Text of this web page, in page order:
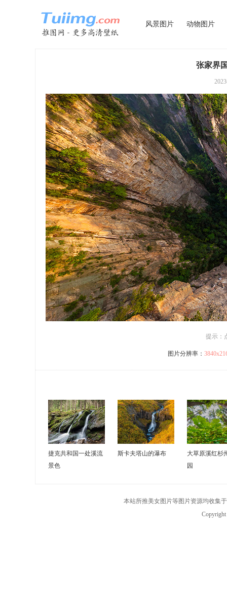
风景图片 动物图片
张家界
提示：
图片分辨率：
捷克共和国一处溪流
景色
斯卡夫塔山的瀑布
大草原溪红杉
园
本站所推美女图片等图片资源均收集